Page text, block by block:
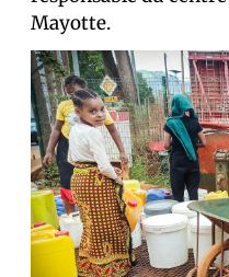
Mayotte.